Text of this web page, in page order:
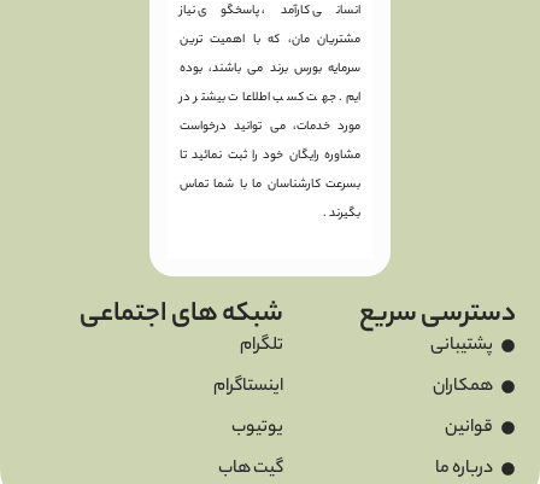
انسانی کارآمد، پاسخگوی نیاز
مشتریان مان، که با اهمیت ترین
سرمایه بورس برند می باشند، بوده
ایم. جهت کسب اطلاعات بیشتر در
مورد خدمات، می توانید درخواست
مشاوره رایگان خود را ثبت نمائید تا
بسرعت کارشناسان ما با شما تماس
بگیرند .
دسترسی سریع
پشتیبانی
همکاران
قوانین
درباره ما
شبکه های اجتماعی
تلگرام
اینستاگرام
یوتیوب
گیت هاب